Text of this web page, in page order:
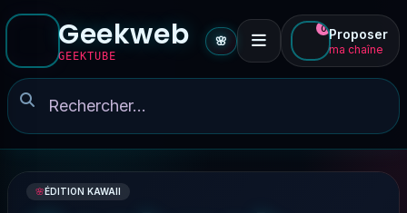
Geekweb
GEEKTUBE
🌸
0 Proposer
ma chaîne
🌸ÉDITION KAWAII